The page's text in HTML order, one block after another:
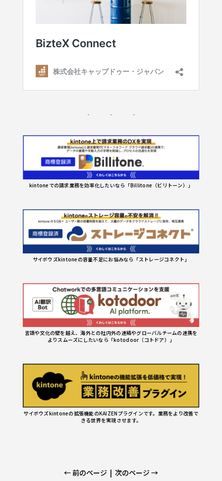
kintoneでの請求業務を効率化したいなら「Billitone（ビリトーン）」
サイボウズkintoneの容量不足にお悩みなら「ストレージコネクト」
言語や文化の壁を越え、海外との社内外の連絡やグローバルチームの連携を
よりスムーズにしたいなら「kotodoor（コトドア）」
サイボウズkintoneの拡張機能のKAIZENプラグインです。業務をより改善で
きる世界を実現させます。
← 前のページ | 次のページ →